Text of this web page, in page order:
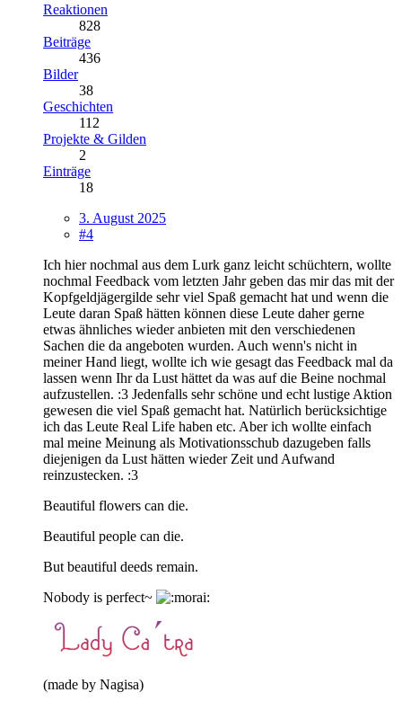
Reaktionen
828
Beiträge
436
Bilder
38
Geschichten
112
Projekte & Gilden
2
Einträge
18
3. August 2025
#4
Ich hier nochmal aus dem Lurk ganz leicht schüchtern, wollte
nochmal Feedback vom letzten Jahr geben das mir das mit der
Kopfgeldjägergilde sehr viel Spaß gemacht hat und wenn die
Leute daran Spaß hätten können diese Leute daher gerne
etwas ähnliches wieder anbieten mit den verschiedenen
Sachen die da angeboten wurden. Auch wenn's nicht in
meiner Hand liegt, wollte ich wie gesagt das Feedback mal da
lassen wenn Ihr da Lust hättet da was auf die Beine nochmal
aufzustellen. :3 Jedenfalls sehr schöne und echt lustige Aktion
gewesen die viel Spaß gemacht hat. Natürlich berücksichtige
ich das Leute Real Life haben etc. Aber ich wollte einfach
mal meine Meinung als Motivationsschub dazugeben falls
diejenigen da Lust hätten wieder Zeit und Aufwand
reinzustecken. :3
Beautiful flowers can die.
Beautiful people can die.
But beautiful deeds remain.
Nobody is perfect~
(made by Nagisa)